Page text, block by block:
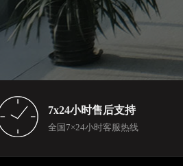
7x24小时售后支持
全国7×24小时客服热线